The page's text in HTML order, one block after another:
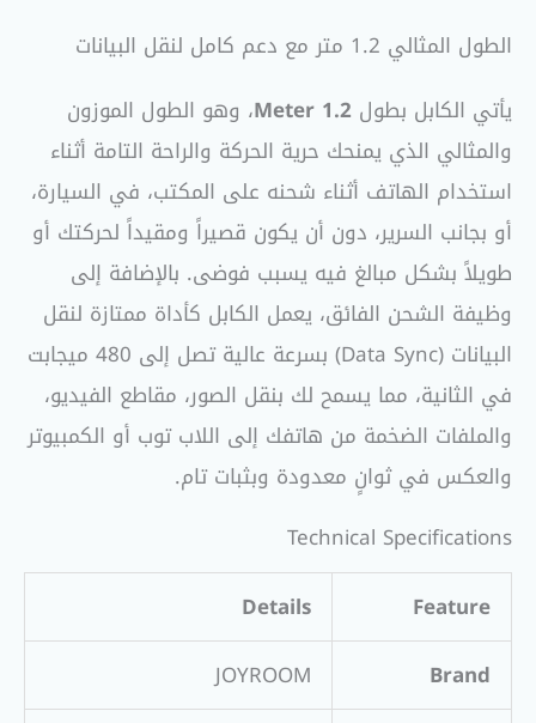
الطول المثالي 1.2 متر مع دعم كامل لنقل البيانات
يأتي الكابل بطول 1.2 Meter
، وهو الطول الموزون
والمثالي الذي يمنحك حرية الحركة والراحة التامة أثناء
استخدام الهاتف أثناء شحنه على المكتب، في السيارة،
أو بجانب السرير، دون أن يكون قصيراً ومقيداً لحركتك أو
طويلاً بشكل مبالغ فيه يسبب فوضى. بالإضافة إلى
وظيفة الشحن الفائق، يعمل الكابل كأداة ممتازة لنقل
البيانات (Data Sync) بسرعة عالية تصل إلى 480 ميجابت
في الثانية، مما يسمح لك بنقل الصور، مقاطع الفيديو،
والملفات الضخمة من هاتفك إلى اللاب توب أو الكمبيوتر
والعكس في ثوانٍ معدودة وبثبات تام.
Technical Specifications
Feature
Details
Brand
JOYROOM